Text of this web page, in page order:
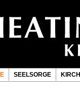
SEELSORGE